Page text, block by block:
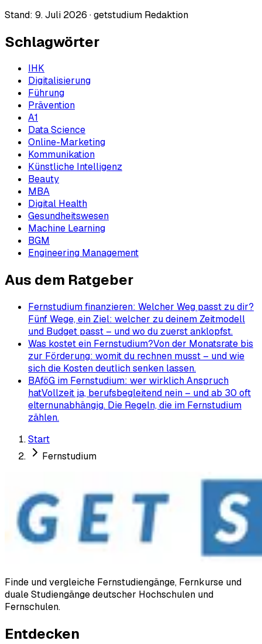
Stand: 9. Juli 2026 ·getstudium Redaktion
Schlagwörter
IHK
Digitalisierung
Führung
Prävention
A1
Data Science
Online-Marketing
Kommunikation
Künstliche Intelligenz
Beauty
MBA
Digital Health
Gesundheitswesen
Machine Learning
BGM
Engineering Management
Aus dem Ratgeber
Fernstudium finanzieren: Welcher Weg passt zu dir?
Fünf Wege, ein Ziel: welcher zu deinem Zeitmodell
und Budget passt – und wo du zuerst anklopfst.
Was kostet ein Fernstudium?Von der Monatsrate bis
zur Förderung: womit du rechnen musst – und wie
sich die Kosten deutlich senken lassen.
BAföG im Fernstudium: wer wirklich Anspruch
hatVollzeit ja, berufsbegleitend nein – und ab 30 oft
elternunabhängig. Die Regeln, die im Fernstudium
zählen.
Start
Fernstudium
Finde und vergleiche Fernstudiengänge, Fernkurse und
duale Studiengänge deutscher Hochschulen und
Fernschulen.
Entdecken